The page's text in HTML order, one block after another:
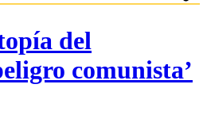
del
comunista’